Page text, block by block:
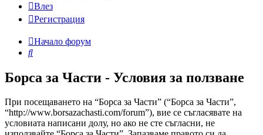
Влез
Регистрация
Начало форум
Търсене
Борса за Части - Условия за ползване
При посещаването на “Борса за Части” (“Борса за Части”,
“http://www.borsazachasti.com/forum”), вие се съгласявате на
условиата написани долу, но ако не сте съгласни, не